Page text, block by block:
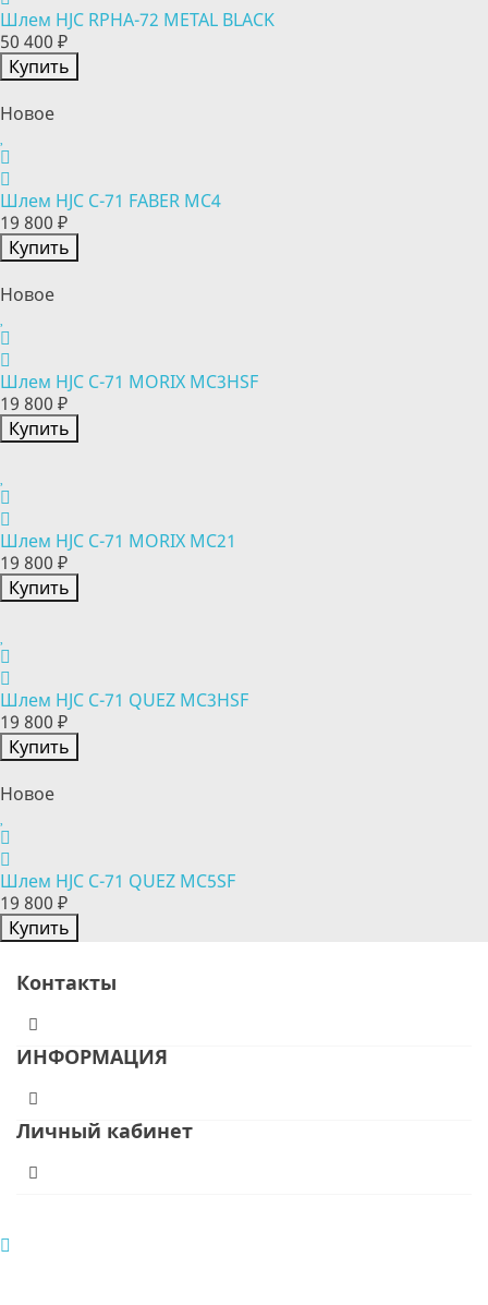
Шлем HJC RPHA-72 METAL BLACK
50 400 ₽
Купить
Новое
Шлем HJC C-71 FABER MC4
19 800 ₽
Купить
Новое
Шлем HJC C-71 MORIX MC3HSF
19 800 ₽
Купить
Шлем HJC C-71 MORIX MC21
19 800 ₽
Купить
Шлем HJC C-71 QUEZ MC3HSF
19 800 ₽
Купить
Новое
Шлем HJC C-71 QUEZ MC5SF
19 800 ₽
Купить
Контакты
ИНФОРМАЦИЯ
Личный кабинет